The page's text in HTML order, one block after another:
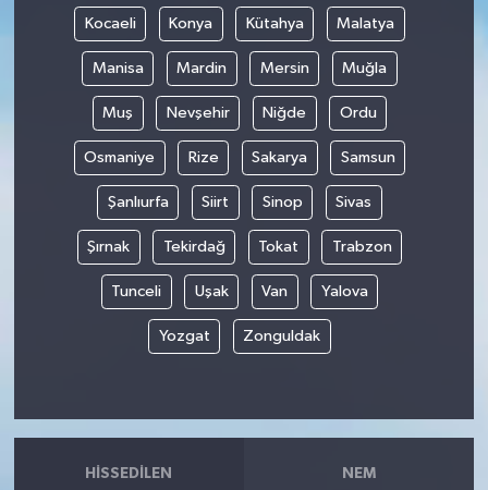
Kocaeli Konya Kütahya Malatya
Manisa Mardin Mersin Muğla
Muş Nevşehir Niğde Ordu
Osmaniye Rize Sakarya Samsun
Şanlıurfa Siirt Sinop Sivas
Şırnak Tekirdağ Tokat Trabzon
Tunceli Uşak Van Yalova
Yozgat Zonguldak
HISSEDILEN NEM